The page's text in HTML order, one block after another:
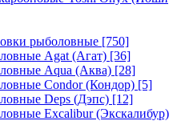
рыболовные [750]
Agat (Агат) [36]
Aqua (Аква) [28]
Condor (Кондор) [5]
Deps (Дэпс) [12]
Excalibur (Экскалибур)